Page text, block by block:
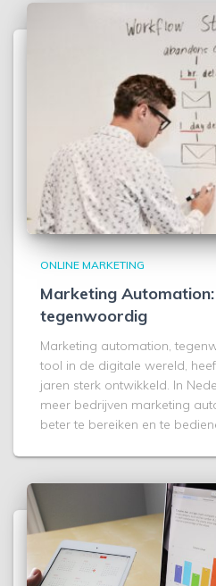
ONLINE MARKETING
Marketing
tegenwoordig
Marketing automation,
tool in de digitale wereld,
jaren sterk ontwikkeld. In
meer bedrijven marketing
beter te bereiken en te